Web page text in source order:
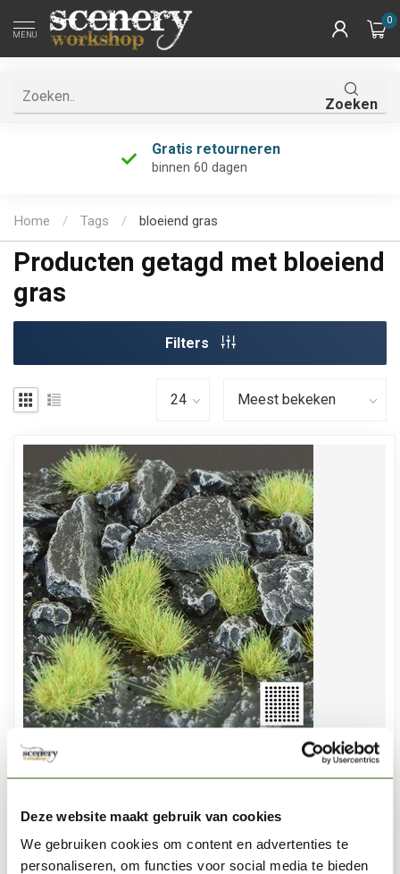
Deze website maakt gebruik van cookies
We gebruiken cookies om content en advertenties te
personaliseren, om functies voor social media te bieden
MENU
0
Zoeken
Gratis retourneren
binnen 60 dagen
Home / Tags / bloeiend gras
Producten getagd met bloeiend
gras
Filters
GAMERS GRASS
Light Green Small Tuft 4mm - GG4-LGs
€5,40
Niet op voorraad